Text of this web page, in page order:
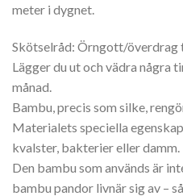
meter i dygnet.
Skötselråd: Örngott/överdrag
Lägger du ut och vädra några
månad.
Bambu, precis som silke,
Materialets speciella
kvalster, bakterier eller damm.
Den bambu som används är
bambu pandor livnär sig av –